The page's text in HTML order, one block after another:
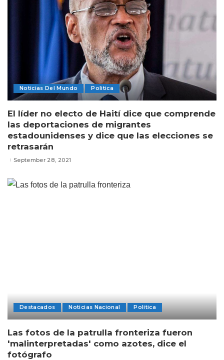
Noticias Del Mundo Politica
El líder no electo de Haití dice que comprende
las deportaciones de migrantes
estadounidenses y dice que las elecciones se
retrasarán
September 28, 2021
Destacados Noticias Nacional Politica
Las fotos de la patrulla fronteriza fueron
'malinterpretadas' como azotes, dice el
fotógrafo